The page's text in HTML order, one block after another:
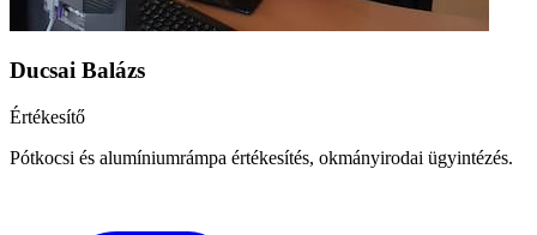
Ducsai Balázs
Értékesítő
Pótkocsi és alumíniumrámpa értékesítés, okmányirodai ügyintézés.